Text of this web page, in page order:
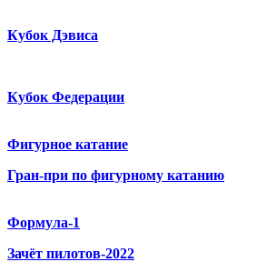
Кубок Дэвиса
Кубок Федерации
Фигурное катание
Гран-при по фигурному катанию
Формула-1
Зачёт пилотов-2022